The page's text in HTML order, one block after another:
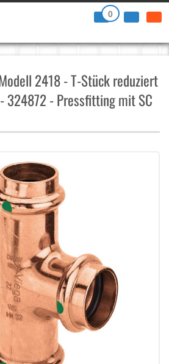
0
2418 - T-Stück reduziert
324872 - Pressfitting mit SC